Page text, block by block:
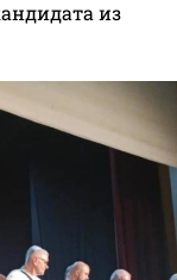
из